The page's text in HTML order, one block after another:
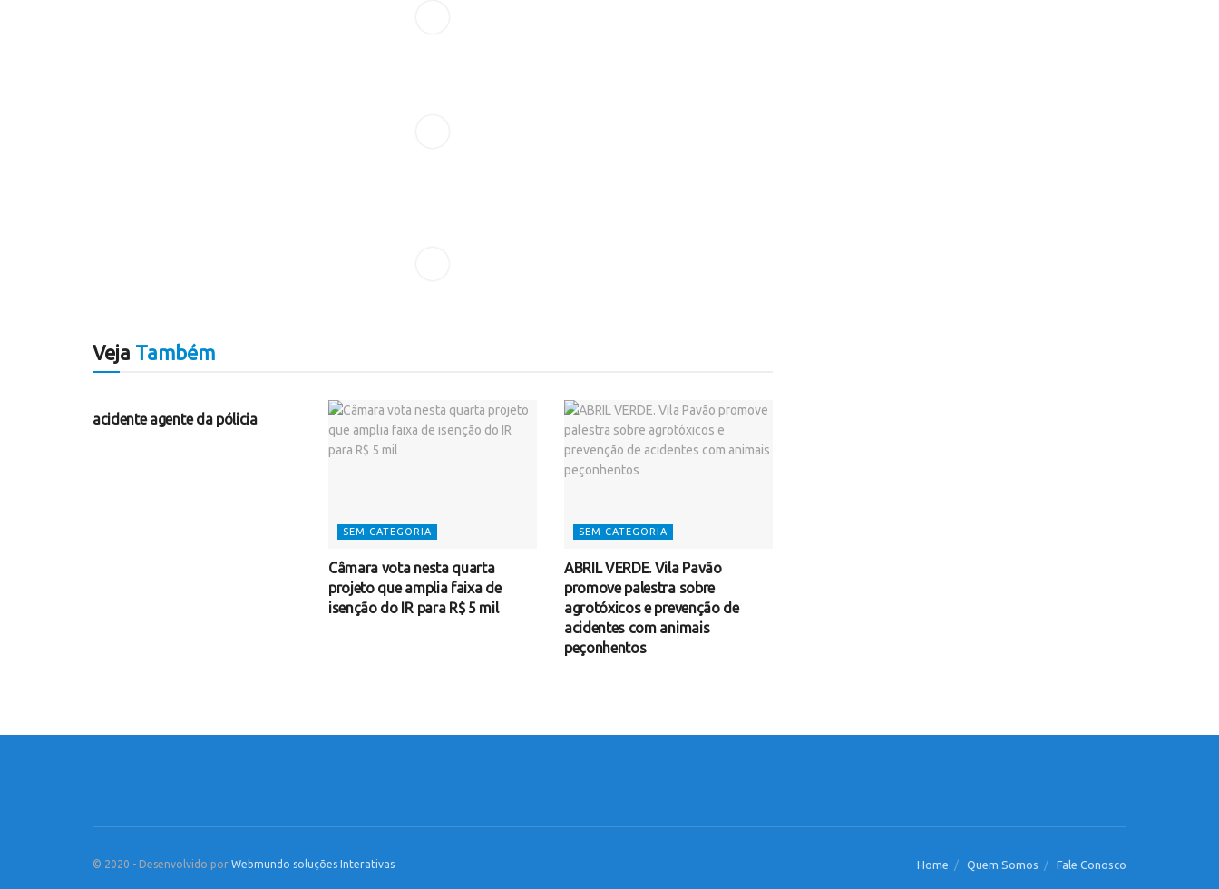
Veja Também
acidente agente da pólicia
SEM CATEGORIA
Câmara vota nesta quarta
projeto que amplia faixa de
isenção do IR para R$ 5 mil
SEM CATEGORIA
ABRIL VERDE. Vila Pavão
promove palestra sobre
agrotóxicos e prevenção de
acidentes com animais
peçonhentos
Home Quem Somos Fale Conosco
© 2020 - Desenvolvido por Webmundo soluções Interativas